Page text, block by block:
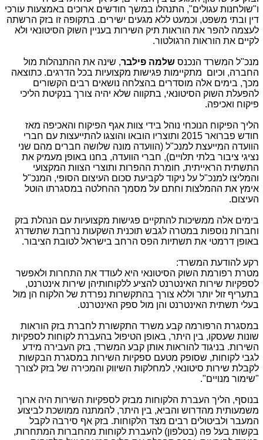
ו"שולחנות עגולים", התנהלו במשך חודשים ארוכים באמצעות עורכי
דין ובתי משפט, וכמעט ללא מגעים ישירים. בתקופה זו בזק הרשתה
לעצמה להפר את הוראות תיק השירות בעניין השוק הסיטונאי ולא
לקיים את הוראות הרגולטור.
מנכ"ל המשרד הנכנס שלמה פילבר, שינה את ההתנהלות מול
החברה, וכיום מתקיימות פגישות מקצועיות בכל הדרגים. כתוצאה
מכך, בימים אלה מוסדרים בהצלחה נושאים רבים הקשורים
להפעלת השוק הסיטונאי, בתקווה שלא יהיה צורך בנקיטת הליכי
פיקוח ואכיפה.
הליך הפיקוח הנוכחי נוהל בידי צוות אגף הפיקוח והאכיפה מאז
חודש פברואר 2015 ותוצריו הובאו והוצגו להתייעצות עם חברי
הוועדה המייעצת למנכ"ל (הוועדה מונה שלושה חברים מהם שני
נציגי ציבור בלתי תלויים), חברי הוועדה, בחנו באופן מעמיק את
התשתית הראייתית, חומרת ההפרות ותוצרי הצוות המקצועי
והמליצו למנכ"ל על ניקוד לקביעת סכום העיצום הסופי, המנכ"ל
אימץ את ההמלצות וחתם על מסמך ההחלטה במסגרתו הוטל
העיצום.
בימים אלה ממשיכות להתקיים פגישות מקצועיות עם הנהלת בזק
וחברות נוספות במטרה לגבש תוכנית השקעות נרחבת שתשדרג
באופן דרמטי את תשתיות הפס הרחב בישראל לטובת הציבור.
רקע להודעת המשרד:
מטרת רפורמת השוק הסיטונאי היא לעודד את התחרות ולאפשר
לספקיות שירות האינטרנט להציע ללקוחותיהן שירות אינטרנט,
בתעריף זול יותר וללא צורך בהתקשרות נפרדת של הלקוח הן מול
בעלי תשתית האינטרנט והן מול ספק האינטרנט.
במסגרת הרפורמה קבע משרד התקשורת לחברת בזק הוראות
שונות שעסקו, בין היתר, באופן הטיפול בהעברת לקוחות לספקיות
השירות. בניגוד להוראות אותן קבע המשרד, בזק העבירה מידע
לגבי לקוחות, שסופק מטעם ספקיות השירות במסגרת הבקשות
לקבלת שירות סיטונאי, למחלקות השיווק והמכירה של בזק לצורך
"שימור מנויים".
בנוסף, הליך העברת הלקוחות מבזק לספקיות השירות היה ארוך
משמעותית מהדרוש והביא, בין היתר, להמתנה ממושכת לביצוע
המעבר ולביטולים רבים מצד הלקוחות. בזק אף סירבה לקבל
בקשות בעל פה (בטלפון) להעברת לקוחות מהחברות המתחרות,